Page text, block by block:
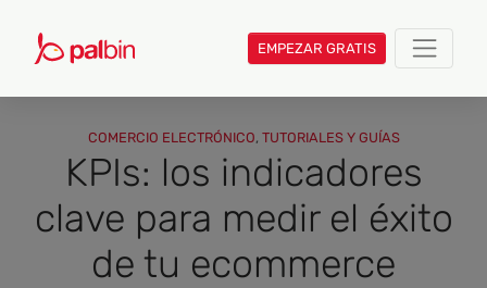
EMPEZAR GRATIS
COMERCIO ELECTRÓNICO, TUTORIALES Y GUÍAS
KPIs: los indicadores
clave para medir el éxito
de tu ecommerce